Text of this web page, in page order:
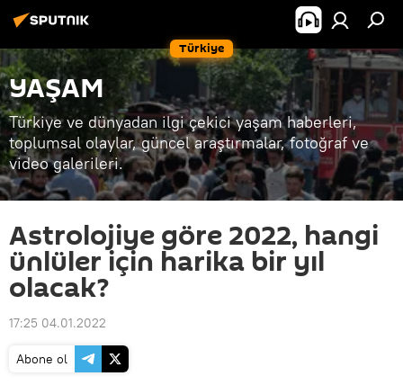
Türkiye
YAŞAM
Türkiye ve dünyadan ilgi çekici yaşam haberleri,
toplumsal olaylar, güncel araştırmalar, fotoğraf ve
video galerileri.
Astrolojiye göre 2022, hangi
ünlüler için harika bir yıl
olacak?
17:25 04.01.2022
Abone ol